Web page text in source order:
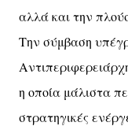
αλλά και την
Την σύμβαση
η οποία μάλιστα
στρατηγικές